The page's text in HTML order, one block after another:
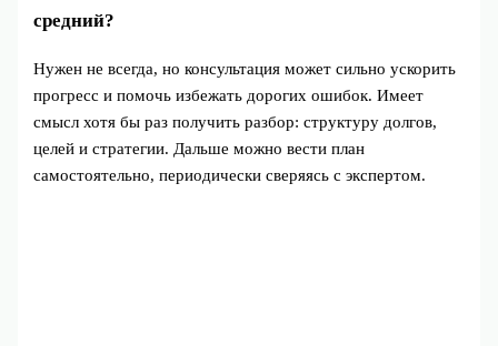
средний?
Нужен не всегда, но консультация может сильно ускорить
прогресс и помочь избежать дорогих ошибок. Имеет
смысл хотя бы раз получить разбор: структуру долгов,
целей и стратегии. Дальше можно вести план
самостоятельно, периодически сверяясь с экспертом.